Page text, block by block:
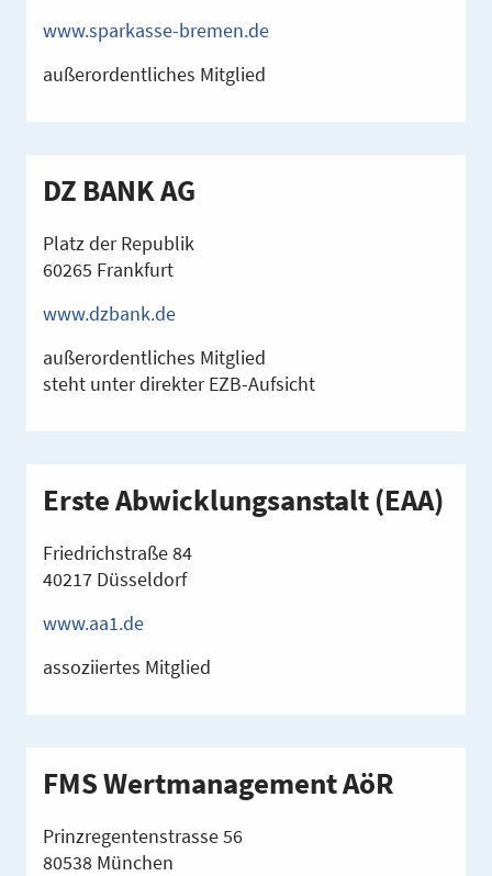
www.sparkasse-bremen.de
außerordentliches Mitglied
DZ BANK AG
Platz der Republik
60265 Frankfurt
www.dzbank.de
außerordentliches Mitglied
steht unter direkter EZB-Aufsicht
Erste Abwicklungsanstalt (EAA)
Friedrichstraße 84
40217 Düsseldorf
www.aa1.de
assoziiertes Mitglied
FMS Wertmanagement AöR
Prinzregentenstrasse 56
80538 München